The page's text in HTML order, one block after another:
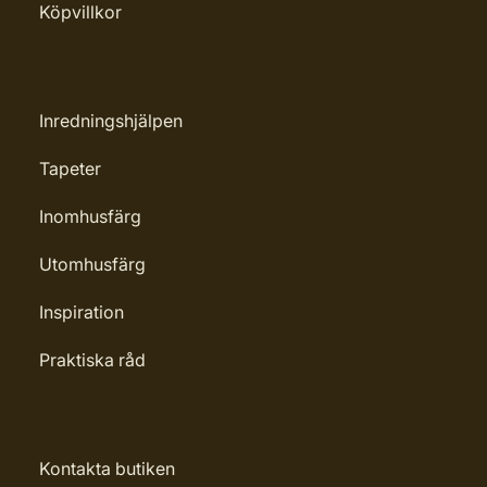
woven
Märkning: Nyhet
Leverantörens artikelnummer: 32115
Köpvillkor
Inredningshjälpen
Tapeter
Inomhusfärg
Utomhusfärg
Inspiration
Praktiska råd
Kontakta butiken